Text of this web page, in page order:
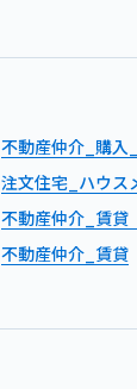
不動産仲介_購入
注文住宅_ハウス
不動産仲介_賃貸
不動産仲介_賃貸